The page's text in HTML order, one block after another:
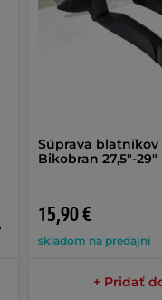
Súprava blatníkov
Bikobran 27,5"-29"
15,90 €
skladom na predajni
+ Pridať